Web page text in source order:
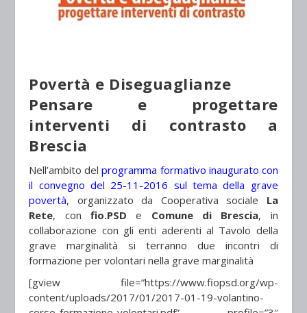
Povertà e Diseguaglianze
Pensare e progettare
interventi di contrasto a
Brescia
Nell’ambito delprogramma formativo inaugurato con
il convegno del 25-11-2016 sul tema della grave
povertà, organizzato da Cooperativa sociale La
Rete, confio.PSD e Comune di Brescia, in
collaborazione con gli enti aderenti al Tavolo della
grave marginalità si terranno due incontri di
formazione per volontari nella grave marginalità
[gview file=”https://www.fiopsd.org/wp-
content/uploads/2017/01/2017-01-19-volantino-